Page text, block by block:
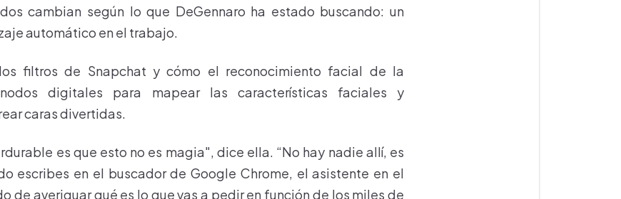
cambian según lo que DeGennaro ha estado buscando: un
automático en el trabajo.
filtros de Snapchat y cómo el reconocimiento facial de la
digitales para mapear las características faciales y
caras divertidas.
es que esto no es magia", dice ella. “No hay nadie allí, es
escribes en el buscador de Google Chrome, el asistente en el
de averiguar qué es lo que vas a pedir en función de los miles de